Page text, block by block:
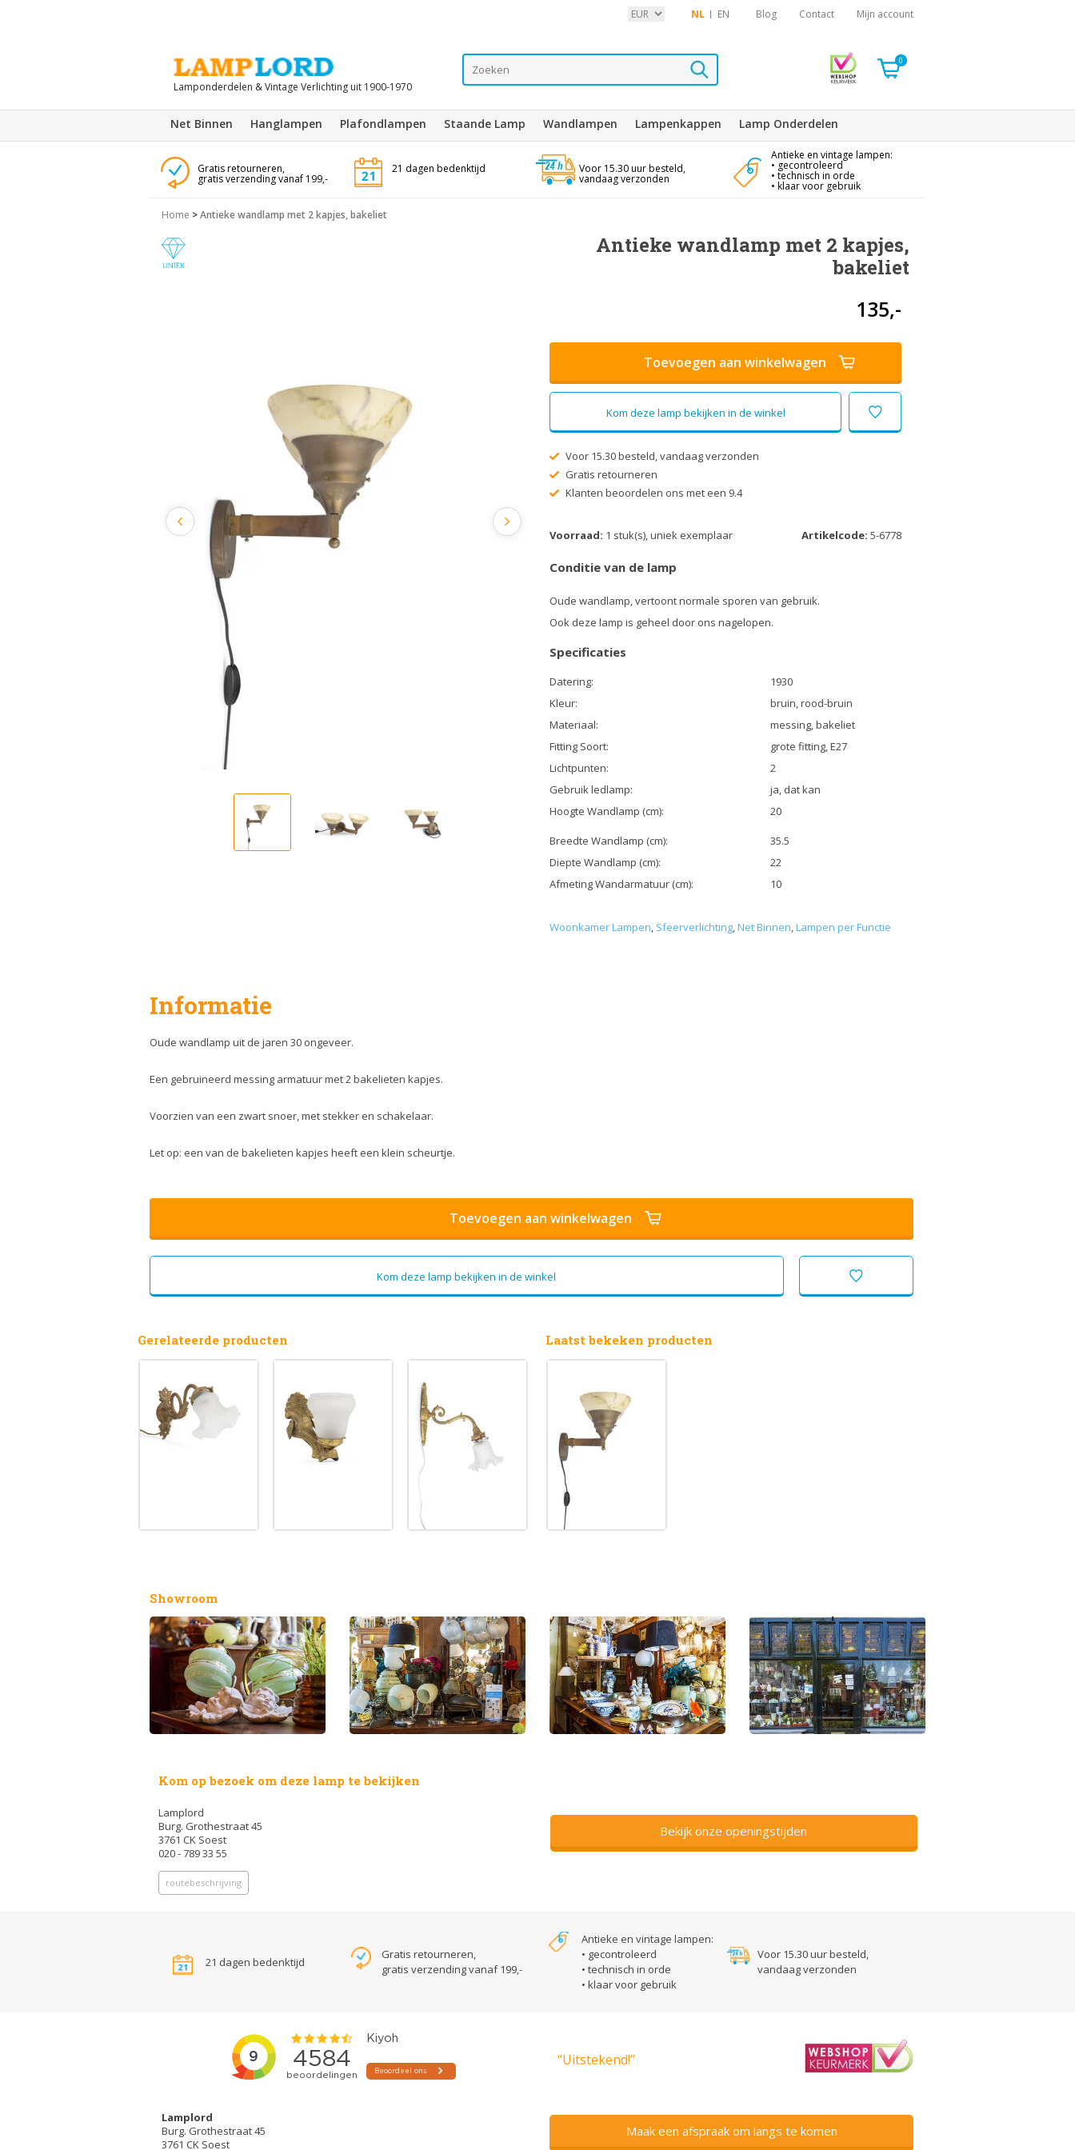
NL EN Blog Contact Mijn account
Lamponderdelen & Vintage Verlichting uit 1900-1970
0
Net Binnen Hanglampen Plafondlampen Staande Lamp Wandlampen Lampenkappen Lamp Onderdelen
Gratis retourneren,
gratis verzending vanaf 199,-
21 dagen bedenktijd Voor 15.30 uur besteld,
vandaag verzonden
Antieke en vintage lampen:
• gecontroleerd
• technisch in orde
• klaar voor gebruik
Home >Antieke wandlamp met 2 kapjes, bakeliet
Antieke wandlamp met 2 kapjes,
bakeliet
135,-
Toevoegen aan winkelwagen
Kom deze lamp bekijken in de winkel
Voor 15.30 besteld, vandaag verzonden
Gratis retourneren
Klanten beoordelen ons met een 9.4
Voorraad: 1 stuk(s), uniek exemplaar Artikelcode: 5-6778
Conditie van de lamp
Oude wandlamp, vertoont normale sporen van gebruik.
Ook deze lamp is geheel door ons nagelopen.
Specificaties
Datering:
1930
Kleur:
bruin, rood-bruin
Materiaal:
messing, bakeliet
Fitting Soort:
grote fitting, E27
Lichtpunten:
2
Gebruik ledlamp:
ja, dat kan
Hoogte Wandlamp (cm):
20
Breedte Wandlamp (cm):
35.5
Diepte Wandlamp (cm):
22
Afmeting Wandarmatuur (cm):
10
Woonkamer Lampen, Sfeerverlichting,Net Binnen,Lampen per Functie
Informatie
Oude wandlamp uit de jaren 30 ongeveer.
Een gebruineerd messing armatuur met 2 bakelieten kapjes.
Voorzien van een zwart snoer, met stekker en schakelaar.
Let op: een van de bakelieten kapjes heeft een klein scheurtje.
Toevoegen aan winkelwagen
Kom deze lamp bekijken in de winkel
Gerelateerde producten Laatst bekeken producten
Showroom
Kom op bezoek om deze lamp te bekijken
Lamplord
Burg. Grothestraat 45
3761 CK Soest
020 - 789 33 55
routebeschrijving
Bekijk onze openingstijden
21 dagen bedenktijd
Gratis retourneren,
gratis verzending vanaf 199,-
Antieke en vintage lampen:
• gecontroleerd
• technisch in orde
• klaar voor gebruik
Voor 15.30 uur besteld,
vandaag verzonden
“Uitstekend!”
Lamplord
Burg. Grothestraat 45
3761 CK Soest
Maak een afspraak om langs te komen